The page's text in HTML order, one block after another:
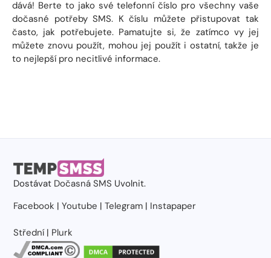
dává! Berte to jako své telefonní číslo pro všechny vaše
dočasné potřeby SMS. K číslu můžete přistupovat tak
často, jak potřebujete. Pamatujte si, že zatímco vy jej
můžete znovu použít, mohou jej použít i ostatní, takže je
to nejlepší pro necitlivé informace.
Dostávat Dočasná SMS Uvolnit.
Facebook |Youtube |Telegram | Instapaper
Střední| Plurk